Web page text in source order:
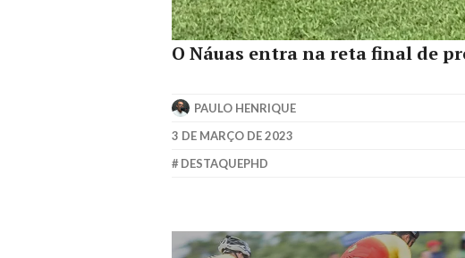
O Náuas entra na reta final de
PAULO HENRIQUE
3 DE MARÇO DE 2023
DESTAQUEPHD